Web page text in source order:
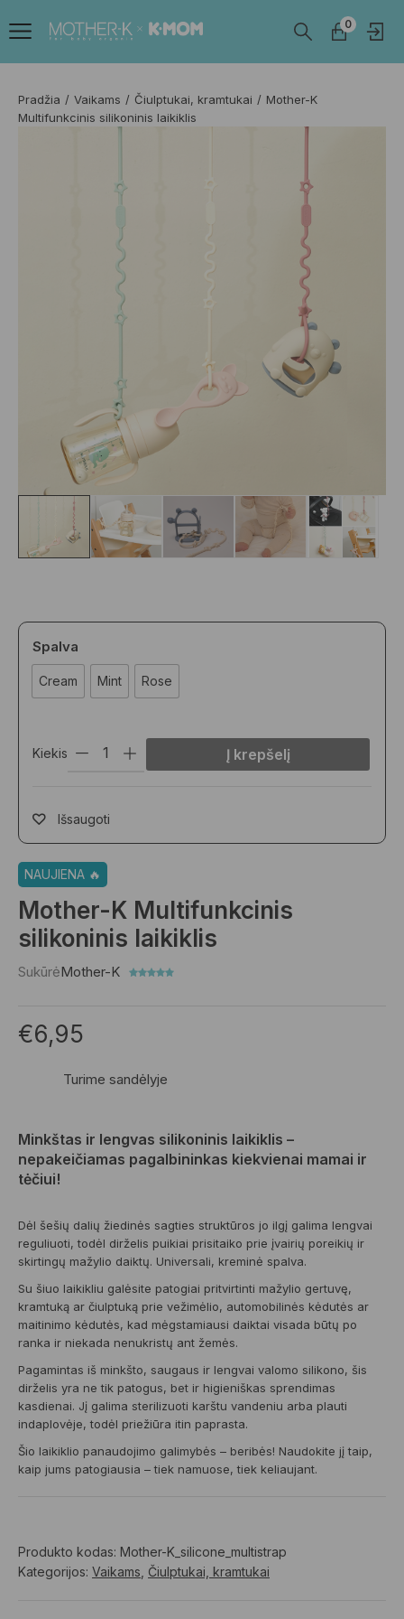
0
Pradžia Vaikams Čiulptukai, kramtukai
Mother-K
Multifunkcinis silikoninis laikiklis
NAUJIENA 🔥
Mother-K Multifunkcinis
silikoninis laikiklis
SukūrėMother-K
€6,95
Turime sandėlyje
Minkštas ir lengvas silikoninis laikiklis –
nepakeičiamas pagalbininkas kiekvienai mamai ir
tėčiui!
Dėl šešių dalių žiedinės sagties struktūros jo ilgį galima lengvai
reguliuoti, todėl dirželis puikiai prisitaiko prie įvairių poreikių ir
skirtingų mažylio daiktų. Universali, kreminė spalva.
Su šiuo laikikliu galėsite patogiai pritvirtinti mažylio gertuvę,
kramtuką ar čiulptuką prie vežimėlio, automobilinės kėdutės ar
maitinimo kėdutės, kad mėgstamiausi daiktai visada būtų po
ranka ir niekada nenukristų ant žemės.
Pagamintas iš minkšto, saugaus ir lengvai valomo silikono, šis
dirželis yra ne tik patogus, bet ir higieniškas sprendimas
kasdienai. Jį galima sterilizuoti karštu vandeniu arba plauti
indaplovėje, todėl priežiūra itin paprasta.
Šio laikiklio panaudojimo galimybės – beribės! Naudokite jį taip,
kaip jums patogiausia – tiek namuose, tiek keliaujant.
Produkto kodas: Mother-K_silicone_multistrap
Kategorijos: Vaikams Čiulptukai, kramtukai
Spalva
Cream Mint Rose
Kiekis Į krepšelį
Išsaugoti